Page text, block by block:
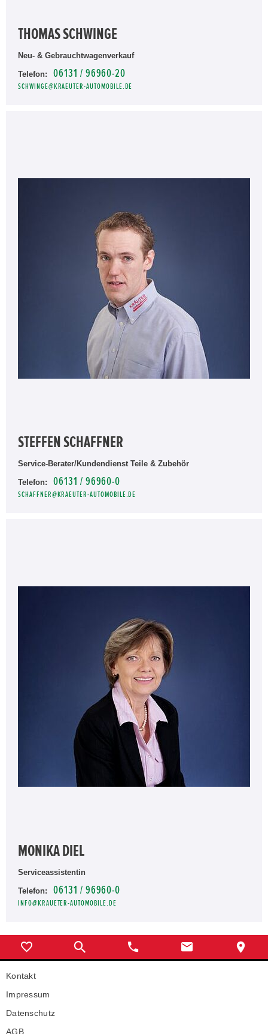
THOMAS SCHWINGE
Neu- & Gebrauchtwagenverkauf
Telefon: 06131 / 96960-20
SCHWINGE@KRAEUTER-AUTOMOBILE.DE
STEFFEN SCHAFFNER
Service-Berater/Kundendienst Teile & Zubehör
Telefon: 06131 / 96960-0
SCHAFFNER@KRAEUTER-AUTOMOBILE.DE
MONIKA DIEL
Serviceassistentin
Telefon: 06131 / 96960-0
INFO@KRAUETER-AUTOMOBILE.DE
Kontakt
Impressum
Datenschutz
AGB